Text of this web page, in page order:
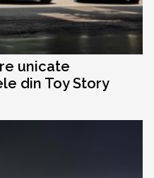
unicate
din Toy Story